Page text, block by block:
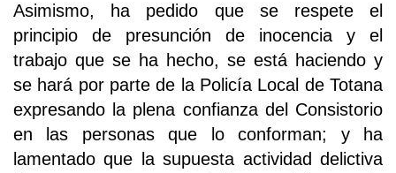
Asimismo, ha pedido que se respete el
principio de presunción de inocencia y el
trabajo que se ha hecho, se está haciendo y
se hará por parte de la Policía Local de Totana
expresando la plena confianza del Consistorio
en las personas que lo conforman; y ha
lamentado que la supuesta actividad delictiva